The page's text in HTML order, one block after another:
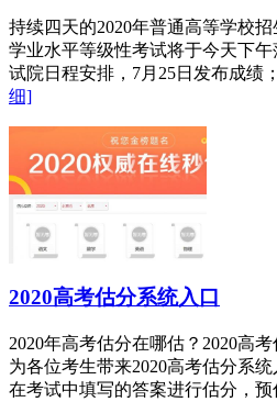
持续四天的2020年普通高等学校
学业水平等级性考试将于今天下
试院日程安排，7月25日发布成绩
细]
2020高考估分系统入口
2020年高考估分在哪估？2020高
为各位考生带来2020高考估分系
在考试中填写的答案进行估分，